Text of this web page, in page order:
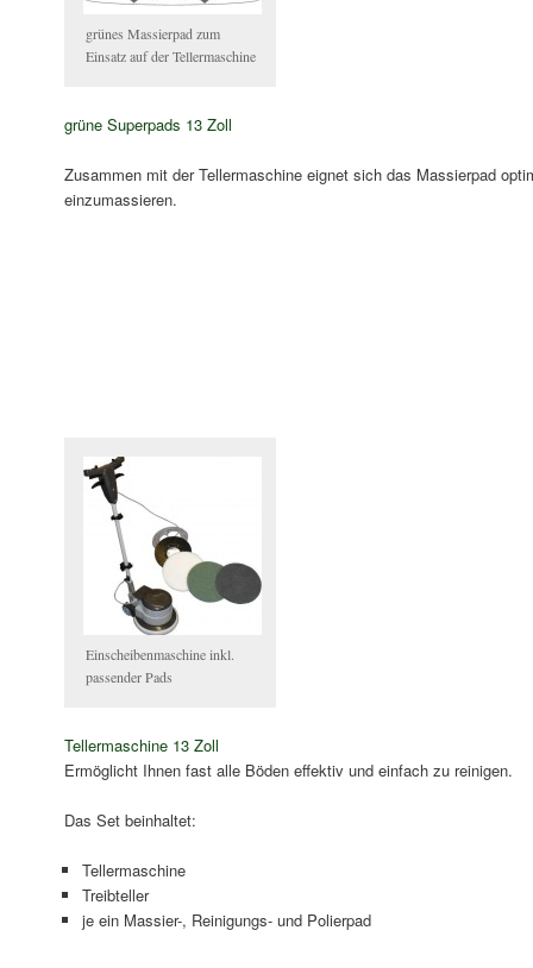
grünes Massierpad zum
Einsatz auf der Tellermaschine
grüne Superpads 13 Zoll
Zusammen mit der Tellermaschine eignet sich das Massierpad
einzumassieren.
Einscheibenmaschine inkl.
passender Pads
Tellermaschine 13 Zoll
Ermöglicht Ihnen fast alle Böden effektiv und einfach zu reinigen.
Das Set beinhaltet:
Tellermaschine
Treibteller
je ein Massier-, Reinigungs- und Polierpad